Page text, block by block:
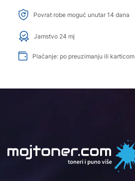
Povrat robe moguć unutar 14 dana
Jamstvo 24 mj
Plaćanje: po preuzimanju ili karticom